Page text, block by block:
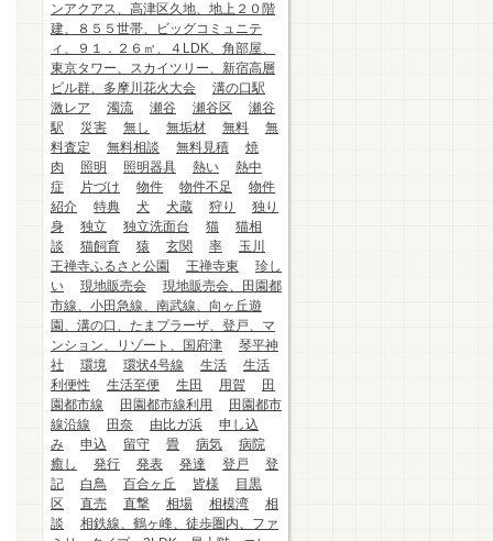
ンアクアス、高津区久地、地上２０階
建、８５５世帯、ビッグコミュニテ
ィ、９１．２６㎡、４LDK、角部屋、
東京タワー、スカイツリー、新宿高層
ビル群、多摩川花火大会
溝の口駅
激レア
濁流 瀬谷 瀬谷区
瀬谷
駅
災害 無し 無垢材 無料
無
料査定
無料相談 無料見積
焼
肉
照明 照明器具 熱い
熱中
症
片づけ 物件 物件不足
物件
紹介
特典 犬 犬蔵 狩り
独り
身
独立 独立洗面台 猫
猫相
談
猫飼育 猿 玄関 率
玉川
王禅寺ふるさと公園
王禅寺東
珍し
い
現地販売会
現地販売会、田園都
市線、小田急線、南武線、向ヶ丘遊
園、溝の口、たまプラーザ、登戸、マ
ンション、リゾート、国府津
琴平神
社
環境 環状4号線 生活
生活
利便性
生活至便 生田 用賀
田
園都市線
田園都市線利用
田園都市
線沿線
田奈 由比ガ浜
申し込
み
申込 留守 畳 病気
病院
癒し
発行 発表 発達 登戸
登
記
白鳥 百合ヶ丘 皆様
目黒
区
直売 直撃 相場 相模湾
相
談
相鉄線、鶴ヶ峰、徒歩圏内、ファ